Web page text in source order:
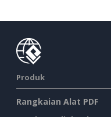
Produk
Rangkaian Alat PDF